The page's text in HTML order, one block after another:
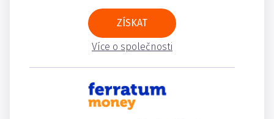
ZÍSKAT
Více o společnosti